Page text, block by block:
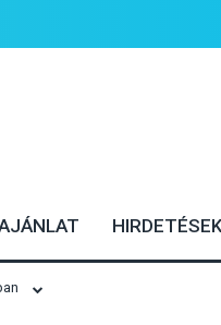
HIRDETÉSEK